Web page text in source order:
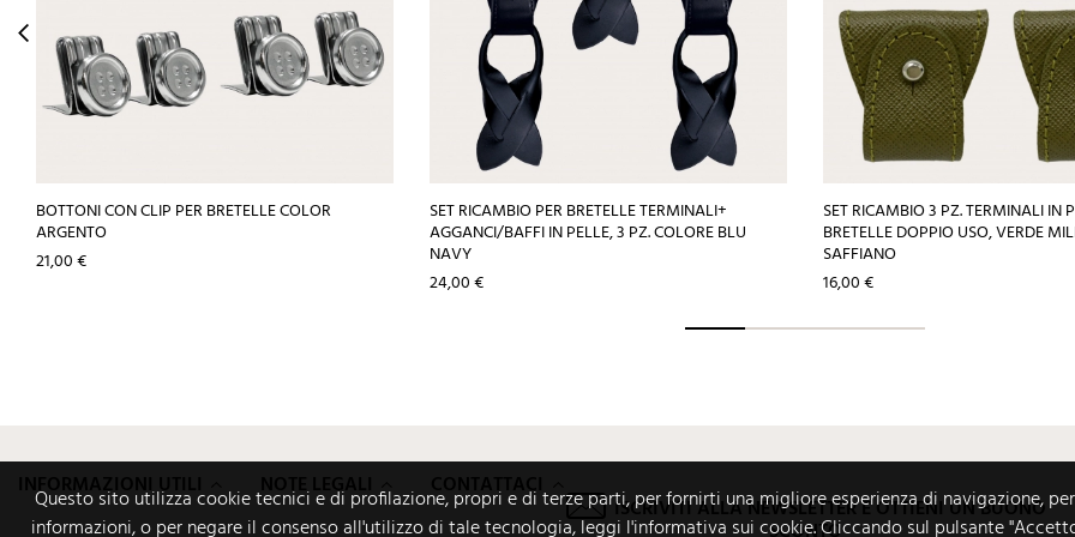
BOTTONI CON CLIP PER BRETELLE COLOR
ARGENTO
Prezzo
21,00 €
SET RICAMBIO PER BRETELLE TERMINALI+
AGGANCI/BAFFI IN PELLE, 3 PZ. COLORE BLU
NAVY
Prezzo
24,00 €
SET RICAMBIO 3 PZ. TERMINALI IN
BRETELLE DOPPIO USO, VERDE
SAFFIANO
Prezzo
16,00 €
Questo sito utilizza cookie tecnici e di profilazione, propri e di terze parti, per fornirti una migliore esperienza di navigazione,
informazioni, o per negare il consenso all'utilizzo di tale tecnologia, leggi l'informativa sui cookie. Cliccando sul pulsante
INFORMAZIONI UTILI NOTE LEGALI CONTATTACI
ISCRIVITI ALLA NEWSLETTER E OTTIENI UN BUONO